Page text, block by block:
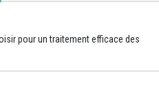
pour un traitement efficace des